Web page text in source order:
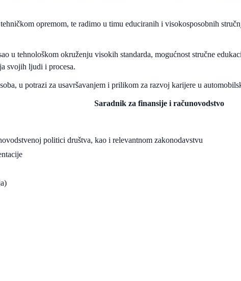
opremom, te radimo u timu educiranih i visokosposobnih
u tehnološkom okruženju visokih standarda, mogućnost stručne
svojih ljudi i procesa.
u potrazi za usavršavanjem i prilikom za razvoj karijere u
Saradnik za finansije i računovodstvo
politici društva, kao i relevantnom zakonodavstvu